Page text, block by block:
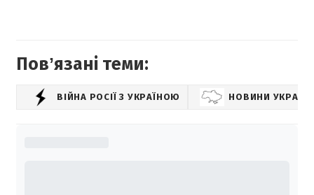
Повʼязані теми:
ВІЙНА РОСІЇ З УКРАЇНОЮ НОВИНИ